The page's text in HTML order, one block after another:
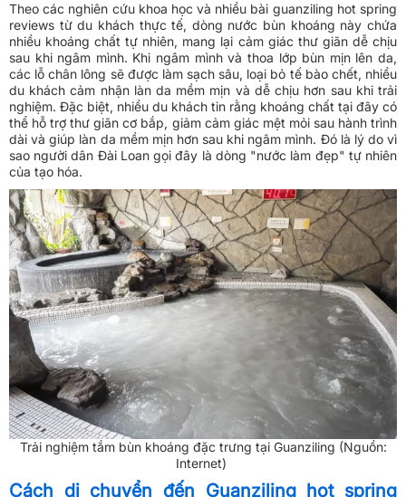
Theo các nghiên cứu khoa học và nhiều bài guanziling hot spring
reviews từ du khách thực tế, dòng nước bùn khoáng này chứa
nhiều khoáng chất tự nhiên, mang lại cảm giác thư giãn dễ chịu
sau khi ngâm mình. Khi ngâm mình và thoa lớp bùn mịn lên da,
các lỗ chân lông sẽ được làm sạch sâu, loại bỏ tế bào chết, nhiều
du khách cảm nhận làn da mềm mịn và dễ chịu hơn sau khi trải
nghiệm. Đặc biệt, nhiều du khách tin rằng khoáng chất tại đây có
thể hỗ trợ thư giãn cơ bắp, giảm cảm giác mệt mỏi sau hành trình
dài và giúp làn da mềm mịn hơn sau khi ngâm mình. Đó là lý do vì
sao người dân Đài Loan gọi đây là dòng "nước làm đẹp" tự nhiên
của tạo hóa.
Trải nghiệm tắm bùn khoáng đặc trưng tại Guanziling (Nguồn:
Internet)
Cách di chuyển đến Guanziling hot spring